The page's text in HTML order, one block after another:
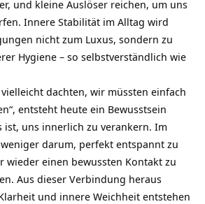
und kleine Auslöser reichen, um uns
Innere Stabilität im Alltag wird
nicht zum Luxus, sondern zu
Hygiene – so selbstverständlich wie
dachten, wir müssten einfach
entsteht heute ein Bewusstsein
ist, uns innerlich zu verankern. Im
darum, perfekt entspannt zu
wieder einen bewussten Kontakt zu
Aus dieser Verbindung heraus
und innere Weichheit entstehen